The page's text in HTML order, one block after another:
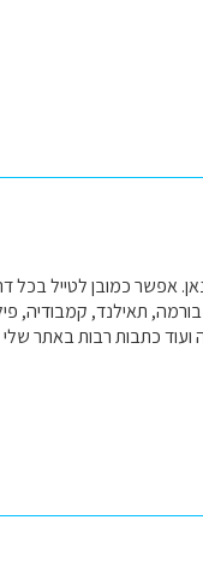
אפשר כמובן לטייל בכל
תאילנד, קמבודיה,
ועוד כתבות רבות באתר